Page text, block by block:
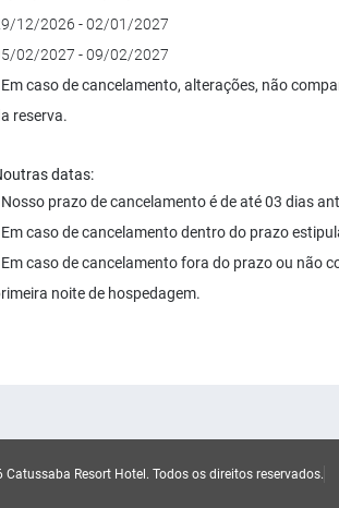
12/2026 - 02/01/2027
02/2027 - 09/02/2027
Em caso de cancelamento, alterações, não
reserva.
datas:
Nosso prazo de cancelamento é de até 03 dias
Em caso de cancelamento dentro do prazo
Em caso de cancelamento fora do prazo ou não
noite de hospedagem.
Catussaba Resort Hotel. Todos os direitos reservados.